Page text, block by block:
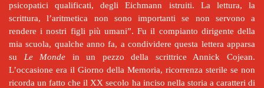
psicopatici qualificati, degli Eichmann istruiti. La lettura, la
scrittura, l’aritmetica non sono importanti se non servono a
rendere i nostri figli più umani”. Fu il compianto dirigente della
mia scuola, qualche anno fa, a condividere questa lettera apparsa
su Le Monde in un pezzo della scrittrice Annick Cojean.
L’occasione era il Giorno della Memoria, ricorrenza sterile se non
ricorda un fatto che il XX secolo ha inciso nella storia a caratteri di